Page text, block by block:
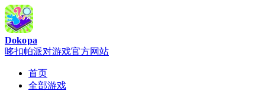
Dokopa
哆扣帕派对游戏官方网站
首页
全部游戏